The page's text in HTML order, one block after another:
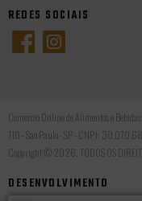
REDES SOCIAIS
Comercio Online de Alimentos e
110 - Sao Paulo - SP - CNPJ:
Copyright © 2026, TODOS OS
DESENVOLVIMENTO